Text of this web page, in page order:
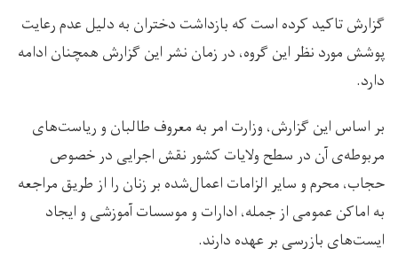
گزارش تاکید کرده است که بازداشت دختران به دلیل عدم رعایت
پوشش مورد نظر این گروه، در زمان نشر این گزارش همچنان ادامه
دارد.
بر اساس این گزارش، وزارت امر به معروف طالبان و ریاست‌های
مربوطه‌ی آن در سطح ولایات کشور نقش اجرایی در خصوص
حجاب، محرم و سایر الزامات اعمال‌شده بر زنان را از طریق مراجعه
به اماکن عمومی از جمله، ادارات و موسسات آموزشی و ایجاد
ایست‌‌های بازرسی‌ بر عهده دارند.